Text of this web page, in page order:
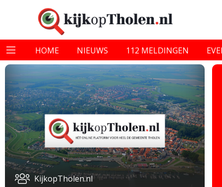
HOME NIEUWS 112 MELDINGEN
KijkopTholen.nl